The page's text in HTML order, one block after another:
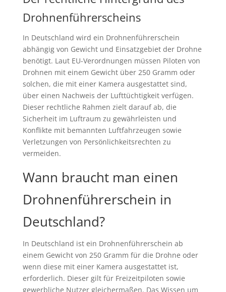
Drohnenführerscheins
In Deutschland wird ein Drohnenführerschein
abhängig von Gewicht und Einsatzgebiet der Drohne
benötigt. Laut EU-Verordnungen müssen Piloten von
Drohnen mit einem Gewicht über 250 Gramm oder
solchen, die mit einer Kamera ausgestattet sind,
über einen Nachweis der Lufttüchtigkeit verfügen.
Dieser rechtliche Rahmen zielt darauf ab, die
Sicherheit im Luftraum zu gewährleisten und
Konflikte mit bemannten Luftfahrzeugen sowie
Verletzungen von Persönlichkeitsrechten zu
vermeiden.
Wann braucht man einen
Drohnenführerschein in
Deutschland?
In Deutschland ist ein Drohnenführerschein ab
einem Gewicht von 250 Gramm für die Drohne oder
wenn diese mit einer Kamera ausgestattet ist,
erforderlich. Dieser gilt für Freizeitpiloten sowie
gewerbliche Nutzer gleichermaßen. Das Wissen um